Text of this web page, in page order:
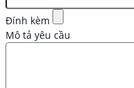
Đính kèm
Mô tả yêu cầu